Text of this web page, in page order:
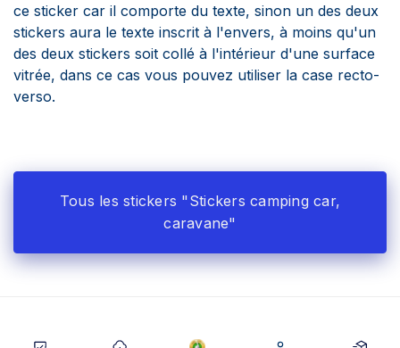
ce sticker car il comporte du texte, sinon un des deux
stickers aura le texte inscrit à l'envers, à moins qu'un
des deux stickers soit collé à l'intérieur d'une surface
vitrée, dans ce cas vous pouvez utiliser la case recto-
verso.
Tous les stickers "Stickers camping car,
caravane"